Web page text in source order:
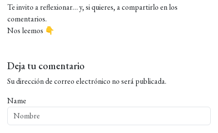
Te invito a reflexionar… y, si quieres, a compartirlo en los
comentarios.
Nos leemos 👇
Deja tu comentario
Su dirección de correo electrónico no será publicada.
Name